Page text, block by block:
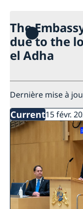
The
due to the
el Adha
Dernière mise à
Current15 févr.